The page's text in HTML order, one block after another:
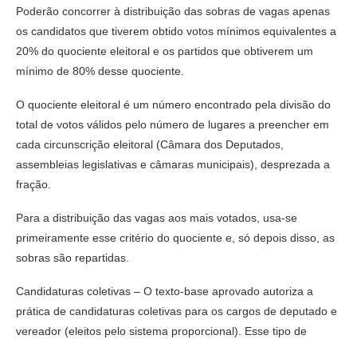
Poderão concorrer à distribuição das sobras de vagas apenas
os candidatos que tiverem obtido votos mínimos equivalentes a
20% do quociente eleitoral e os partidos que obtiverem um
mínimo de 80% desse quociente.
O quociente eleitoral é um número encontrado pela divisão do
total de votos válidos pelo número de lugares a preencher em
cada circunscrição eleitoral (Câmara dos Deputados,
assembleias legislativas e câmaras municipais), desprezada a
fração.
Para a distribuição das vagas aos mais votados, usa-se
primeiramente esse critério do quociente e, só depois disso, as
sobras são repartidas.
Candidaturas coletivas – O texto-base aprovado autoriza a
prática de candidaturas coletivas para os cargos de deputado e
vereador (eleitos pelo sistema proporcional). Esse tipo de